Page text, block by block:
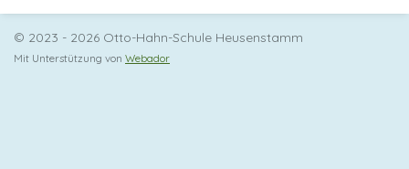
© 2023 - 2026 Otto-Hahn-Schule Heusenstamm
Mit Unterstützung von Webador